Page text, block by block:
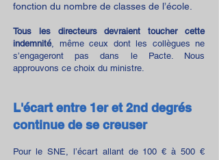
fonction du nombre de classes de l’école.
Tous les directeurs devraient toucher cette
indemnité, même ceux dont les collègues ne
s’engageront pas dans le Pacte. Nous
approuvons ce choix du ministre.
L'écart entre 1er et 2nd degrés
continue de se creuser
Pour le SNE, l’écart allant de 100 € à 500 €